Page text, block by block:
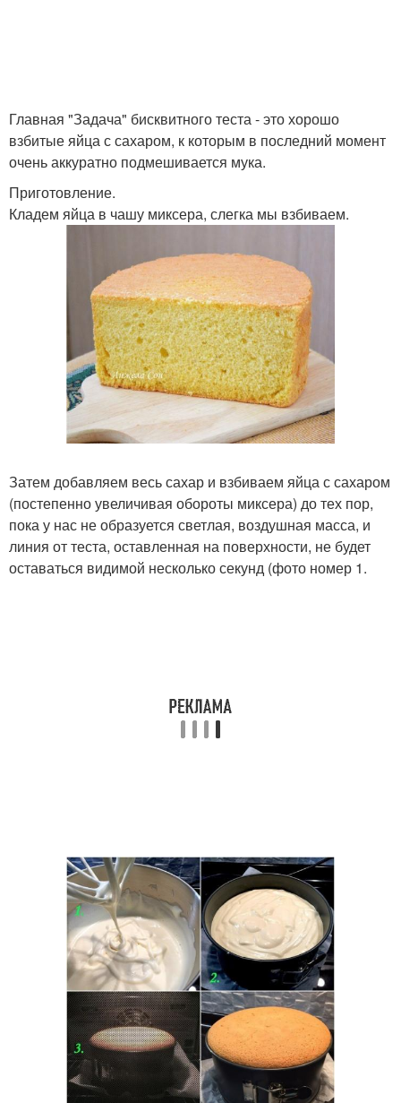
Главная "Задача" бисквитного теста - это хорошо
взбитые яйца с сахаром, к которым в последний момент
очень аккуратно подмешивается мука.
Приготовление.
Кладем яйца в чашу миксера, слегка мы взбиваем.
Затем добавляем весь сахар и взбиваем яйца с сахаром
(постепенно увеличивая обороты миксера) до тех пор,
пока у нас не образуется светлая, воздушная масса, и
линия от теста, оставленная на поверхности, не будет
оставаться видимой несколько секунд (фото номер 1.